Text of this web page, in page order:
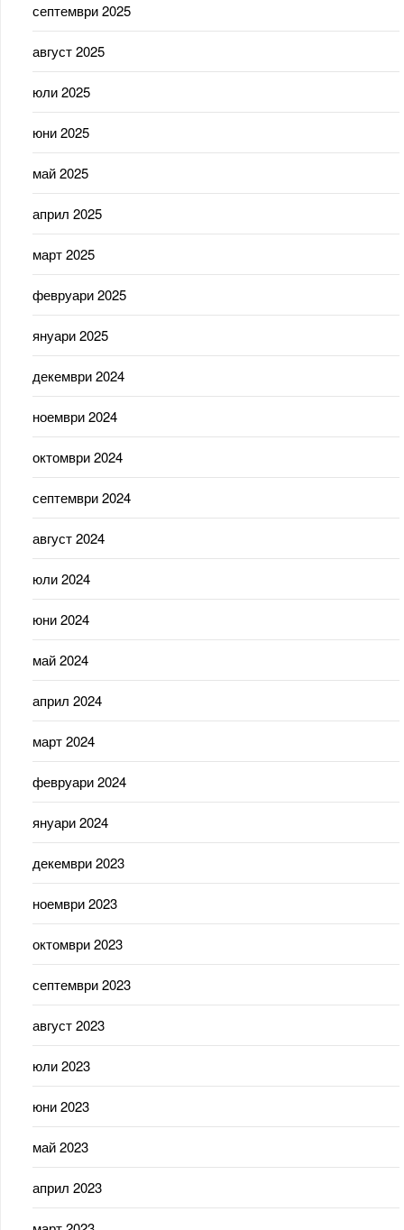
септември 2025
август 2025
юли 2025
юни 2025
май 2025
април 2025
март 2025
февруари 2025
януари 2025
декември 2024
ноември 2024
октомври 2024
септември 2024
август 2024
юли 2024
юни 2024
май 2024
април 2024
март 2024
февруари 2024
януари 2024
декември 2023
ноември 2023
октомври 2023
септември 2023
август 2023
юли 2023
юни 2023
май 2023
април 2023